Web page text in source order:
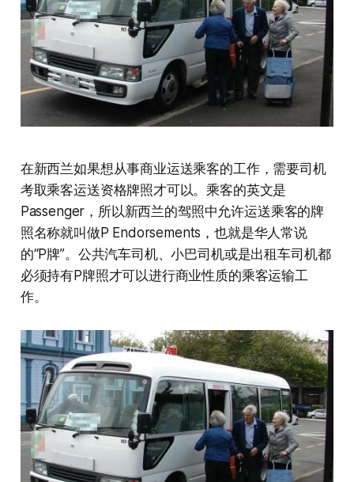
在新西兰如果想从事商业运送乘客的工作，需要司机
考取乘客运送资格牌照才可以。乘客的英文是
Passenger，所以新西兰的驾照中允许运送乘客的牌
照名称就叫做P Endorsements，也就是华人常说
的“P牌”。公共汽车司机、小巴司机或是出租车司机都
必须持有P牌照才可以进行商业性质的乘客运输工
作。